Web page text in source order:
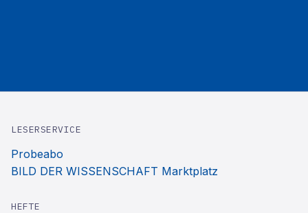
LESERSERVICE
Probeabo
BILD DER WISSENSCHAFT Marktplatz
HEFTE